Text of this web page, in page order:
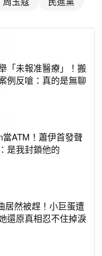
「未報准醫療」！搬
例反嗆：真的是無聊
ATM！蕭伊首發聲
是我封鎖他的
居然被趕！小巨蛋遭
還原真相忍不住掉淚